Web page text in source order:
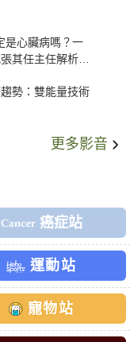
是心臟病嗎？一
其任主任解析支
勢：雙能量技術
更多影音
癌症站
運動站
寵物站